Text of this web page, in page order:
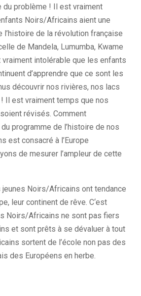
du problème ! Il est vraiment
Noirs/Africains aient une
de la révolution française
de Mandela, Lumumba, Kwame
vraiment intolérable que les enfants
d’apprendre que ce sont les
découvrir nos rivières, nos lacs
Il est vraiment temps que nos
révisés. Comment
programme de l’histoire de nos
est consacré à l’Europe
de mesurer l’ampleur de cette
jeunes Noirs/Africains ont tendance
leur continent de rêve. C‘est
Noirs/Africains ne sont pas fiers
et sont prêts à se dévaluer à tout
sortent de l’école non pas des
des Européens en herbe.